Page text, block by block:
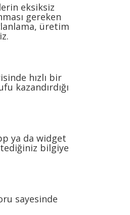
eksiksiz
gereken
üretim
hızlı bir
kazandırdığı
ya da widget
bilgiye
sayesinde